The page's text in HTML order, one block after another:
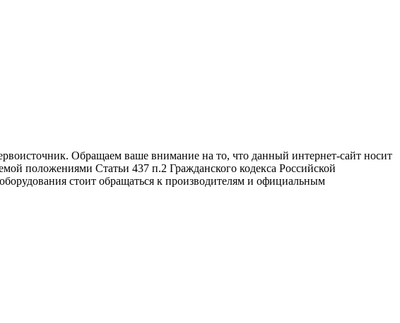
Обращаем ваше внимание на то, что данный интернет-сайт носит
положениями Статьи 437 п.2 Гражданского кодекса Российской
стоит обращаться к производителям и официальным